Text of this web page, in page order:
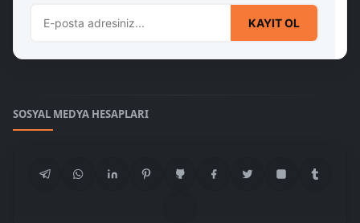
KAYIT OL
SOSYAL MEDYA HESAPLARI